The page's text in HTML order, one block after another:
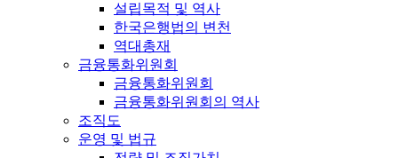
설립목적 및 역사
한국은행법의 변천
역대총재
금융통화위원회
금융통화위원회
금융통화위원회의 역사
조직도
운영 및 법규